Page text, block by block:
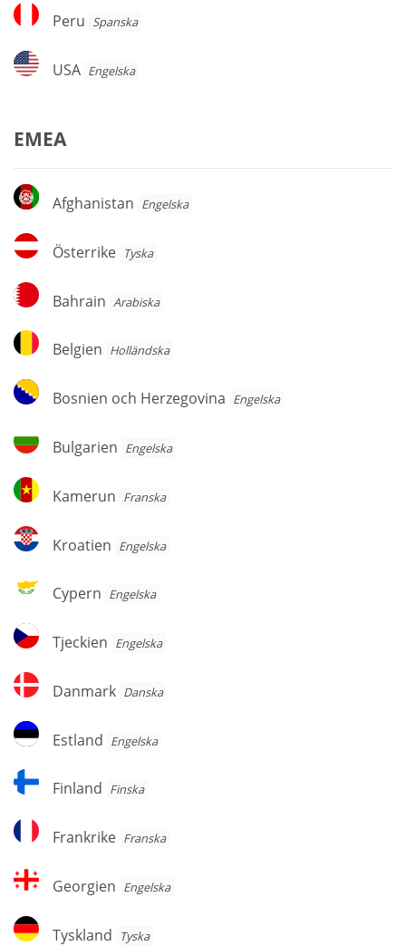
Peru
Peru Spanska
USA
USA Engelska
EMEA
Afghanistan
Afghanistan Engelska
Österrike
Österrike Tyska
Bahrain
Bahrain Arabiska
Belgien
Belgien Holländska
Bosnien
och
Bosnien och Herzegovina Engelska
Bulgarien
Bulgarien Engelska
Kamerun
Kamerun Franska
Kroatien
Kroatien Engelska
Cypern
Cypern Engelska
Tjeckien
Tjeckien Engelska
Danmark
Danmark Danska
Estland
Estland Engelska
Finland
Finland Finska
Frankrike
Frankrike Franska
Georgien
Georgien Engelska
Tyskland
Tyskland Tyska